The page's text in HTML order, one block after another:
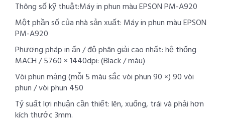
Thông số kỹ thuật:Máy in phun màu EPSON PM-A920
Một phần số của nhà sản xuất: Máy in phun màu EPSON
PM-A920
Phương pháp in ấn / độ phân giải cao nhất: hệ thống
MACH / 5760 × 1440dpi: (Black / màu)
Vòi phun mảng (mỗi 5 màu sắc vòi phun 90 ×) 90 vòi
phun / vòi phun 450
Tỷ suất lợi nhuận cần thiết: lên, xuống, trái và phải hơn
kích thước 3mm.